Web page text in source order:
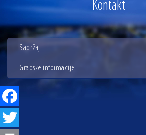
13.07.2026 | Ljetnim izdanjem Večeri vina i
07.07.2026 | Održana 8. sjednica Gradskog vijeća
obnovu glavnog osječkog Trga Ante Starčevića
06.07.2026 | Brevis koncertom u Zlatnoj dvorani
djelovanja
04.07.2026 | Zbog povoljnih vodostaja i pravodobnih
Kontakt
Sadržaj
Gradske informacije